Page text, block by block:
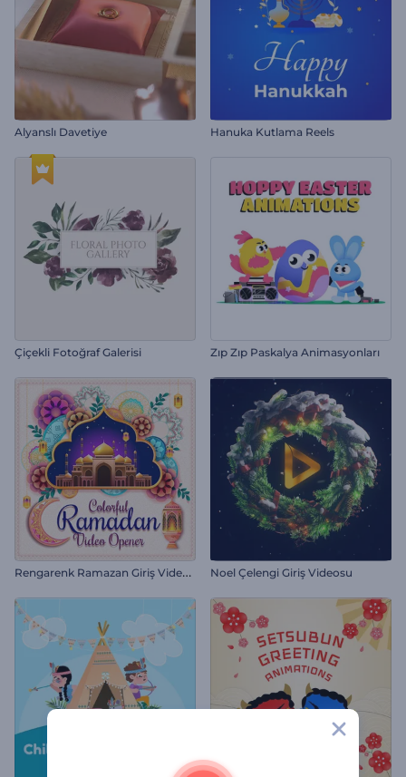
Alyanslı Davetiye Hanuka Kutlama Reels
Çiçekli Fotoğraf Galerisi Zıp Zıp Paskalya Animasyonları
R
engarenk Ramazan Giriş Videosu Noel Çelengi Giriş Videosu